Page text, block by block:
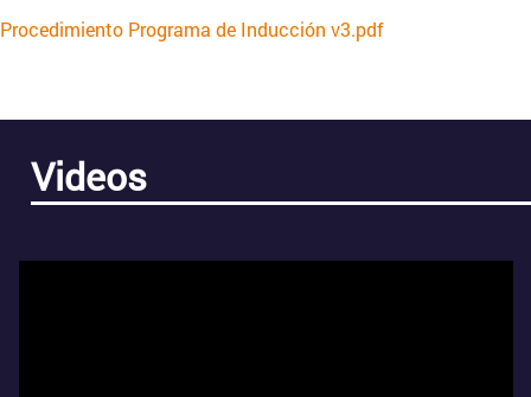
Procedimiento Programa de Inducción v3.pdf
Videos